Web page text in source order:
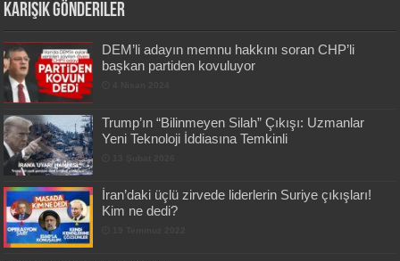
Karışık Gönderiler
DEM’li adayın memnu hakkını soran CHP’li
başkan partiden kovuluyor
Trump’ın “Bilinmeyen Silah” Çıkışı: Uzmanlar
Yeni Teknoloji İddiasına Temkinli
İran’daki üçlü zirvede liderlerin Suriye çıkışları!
Kim ne dedi?